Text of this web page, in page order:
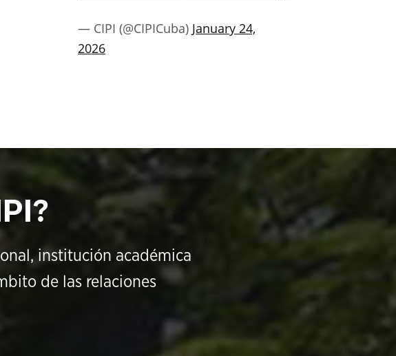
— CIPI (@CIPICuba) January 24,
2026
institución académica
de las relaciones